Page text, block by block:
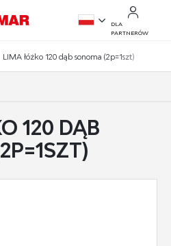
EN
DLA
PARTNERÓW
LIMA łóżko 120 dąb sonoma (2p=1szt)
120 DĄB